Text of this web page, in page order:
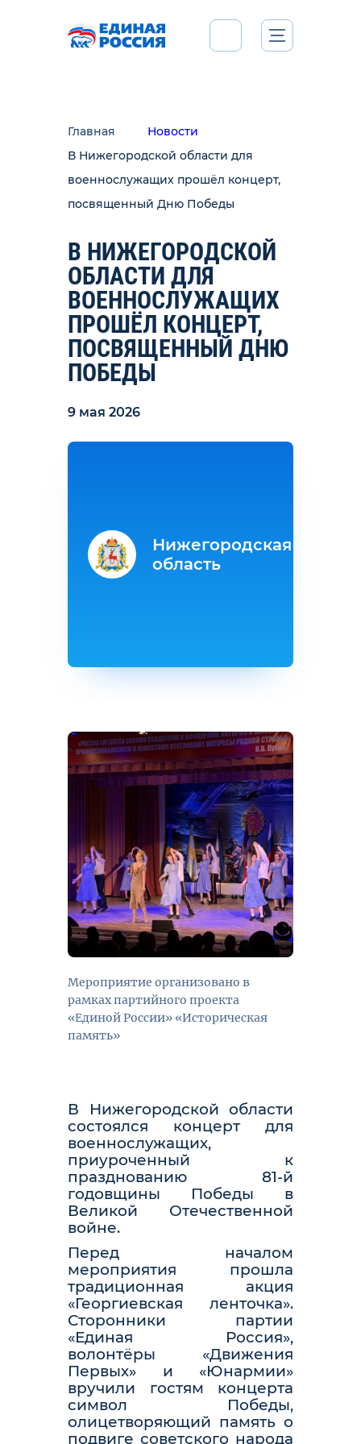
Главная
Новости
В Нижегородской области для
военнослужащих прошёл концерт,
посвященный Дню Победы
В НИЖЕГОРОДСКОЙ
ОБЛАСТИ ДЛЯ
ВОЕННОСЛУЖАЩИХ
ПРОШЁЛ КОНЦЕРТ,
ПОСВЯЩЕННЫЙ ДНЮ
ПОБЕДЫ
9 мая 2026
Мероприятие организовано в
рамках партийного проекта
«Единой России» «Историческая
память»
В Нижегородской области
состоялся концерт для
военнослужащих,
приуроченный к
празднованию 81-й
годовщины Победы в
Великой Отечественной
войне.
Перед началом
мероприятия прошла
традиционная акция
«Георгиевская ленточка».
Сторонники партии
«Единая Россия»,
волонтёры «Движения
Первых» и «Юнармии»
вручили гостям концерта
символ Победы,
олицетворяющий память о
подвиге советского народа
Нижегородская
область